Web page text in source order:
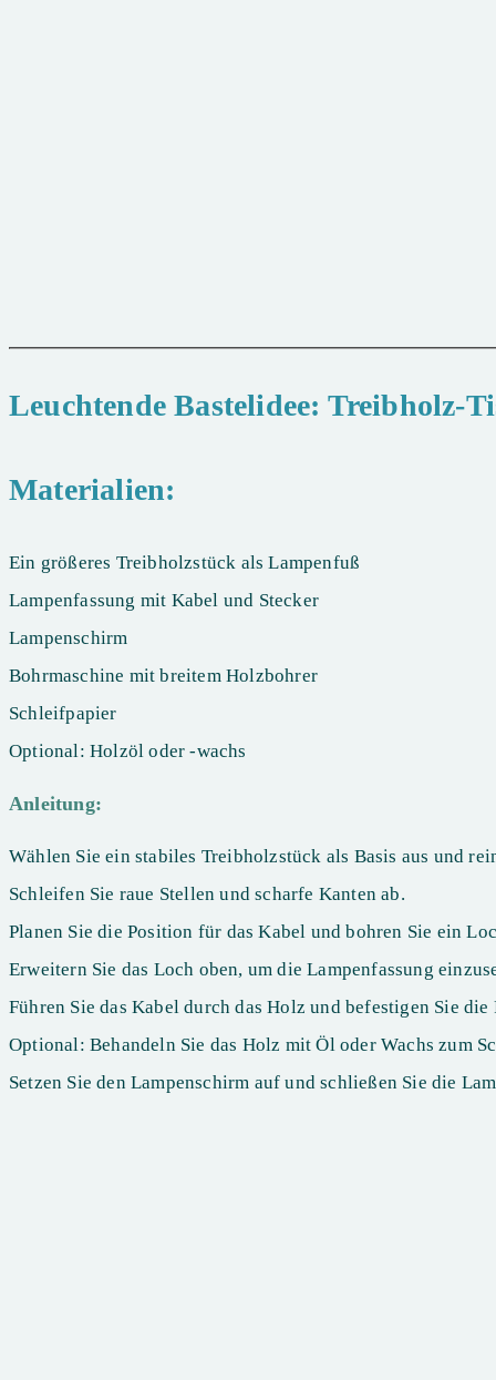
Leuchtende Bastelidee: Treibholz-
Materialien:
Ein größeres Treibholzstück als Lampenfuß
Lampenfassung mit Kabel und Stecker
Lampenschirm
Bohrmaschine mit breitem Holzbohrer
Schleifpapier
Optional: Holzöl oder -wachs
Anleitung:
Wählen Sie ein stabiles Treibholzstück als Basis aus und
Schleifen Sie raue Stellen und scharfe Kanten ab.
Planen Sie die Position für das Kabel und bohren Sie ein
Erweitern Sie das Loch oben, um die Lampenfassung
Führen Sie das Kabel durch das Holz und befestigen Sie die
Optional: Behandeln Sie das Holz mit Öl oder Wachs zum
Setzen Sie den Lampenschirm auf und schließen Sie die